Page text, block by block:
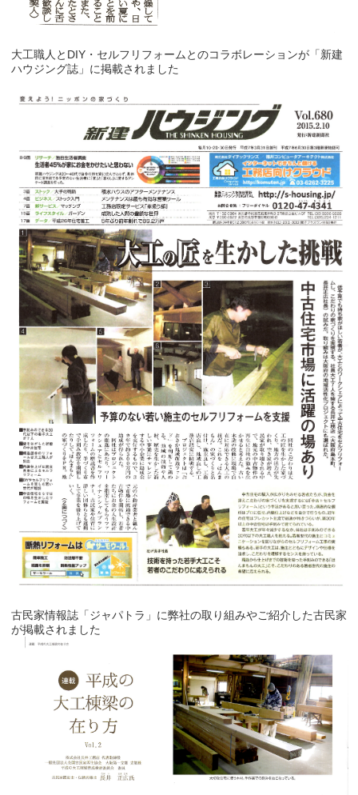
大工職人とDIY・セルフリフォームとのコラボレーションが「新建
ハウジング誌」に掲載されました
古民家情報誌「ジャパトラ」に弊社の取り組みやご紹介した古民家
が掲載されました